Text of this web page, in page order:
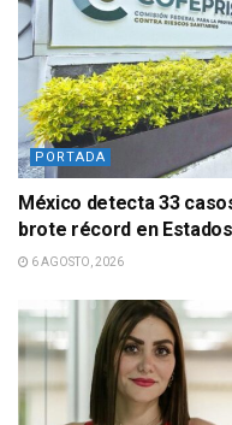
PORTADA
México detecta 33
brote récord en
6 AGOSTO, 2026